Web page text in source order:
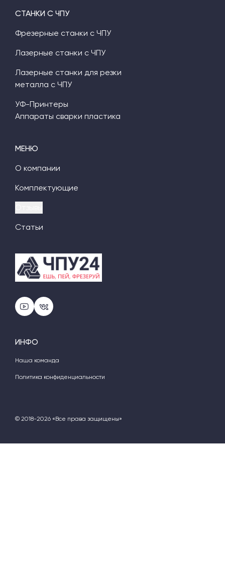
МЕНЮ
О компании
Комплектующие
Статьи
СТАНКИ С ЧПУ
Фрезерные станки с ЧПУ
Лазерные станки с ЧПУ
Лазерные станки для резки
металла с ЧПУ
УФ-Принтеры
Аппараты сварки пластика
ИНФО
Наша команда
Политика конфиденциальности
© 2018-2026 «Все права защищены»